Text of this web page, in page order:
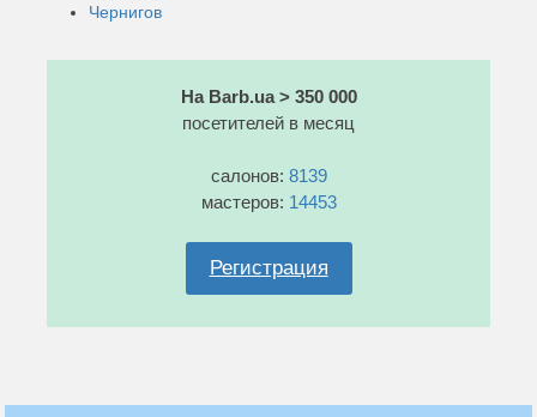
Чернигов
На Barb.ua > 350 000
посетителей в месяц
салонов: 8139
мастеров: 14453
Регистрация